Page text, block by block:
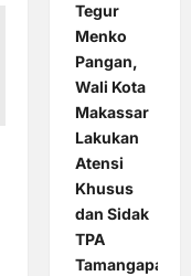
Tegur
Menko
Pangan,
Wali Kota
Makassar
Lakukan
Atensi
Khusus
dan Sidak
TPA
Tamangapa